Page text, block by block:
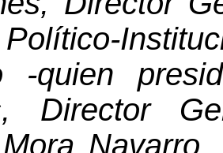
-quien
, Director